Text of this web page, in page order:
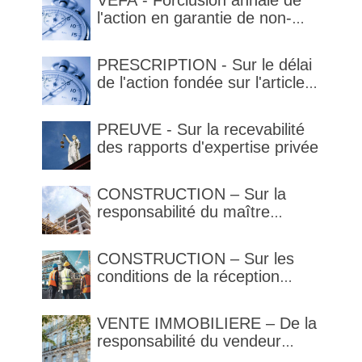
l'action en garantie de non-
PRESCRIPTION - Sur le délai
de l'action fondée sur l'article
PREUVE - Sur la recevabilité
des rapports d'expertise privée
CONSTRUCTION – Sur la
responsabilité du maître
supporte une obligation de
contrôle étendu
CONSTRUCTION – Sur les
conditions de la réception
VENTE IMMOBILIERE – De la
responsabilité du vendeur